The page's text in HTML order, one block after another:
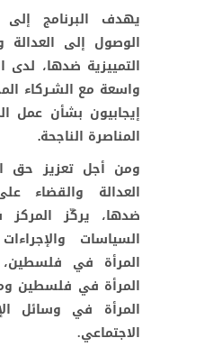
يهدف البرنامج
الوصول إلى
التمييزية ضدها، لدى
واسعة مع الشـركاء
إيجابيون بشأن عمل
المناصرة الناجحة.
ومن أجل تعزيز حق
العدالة والقضاء
ضدها، يركّز
السياسات
المرأة في
المرأة في فلسطين
المرأة في وسائل
الاجتماعي.